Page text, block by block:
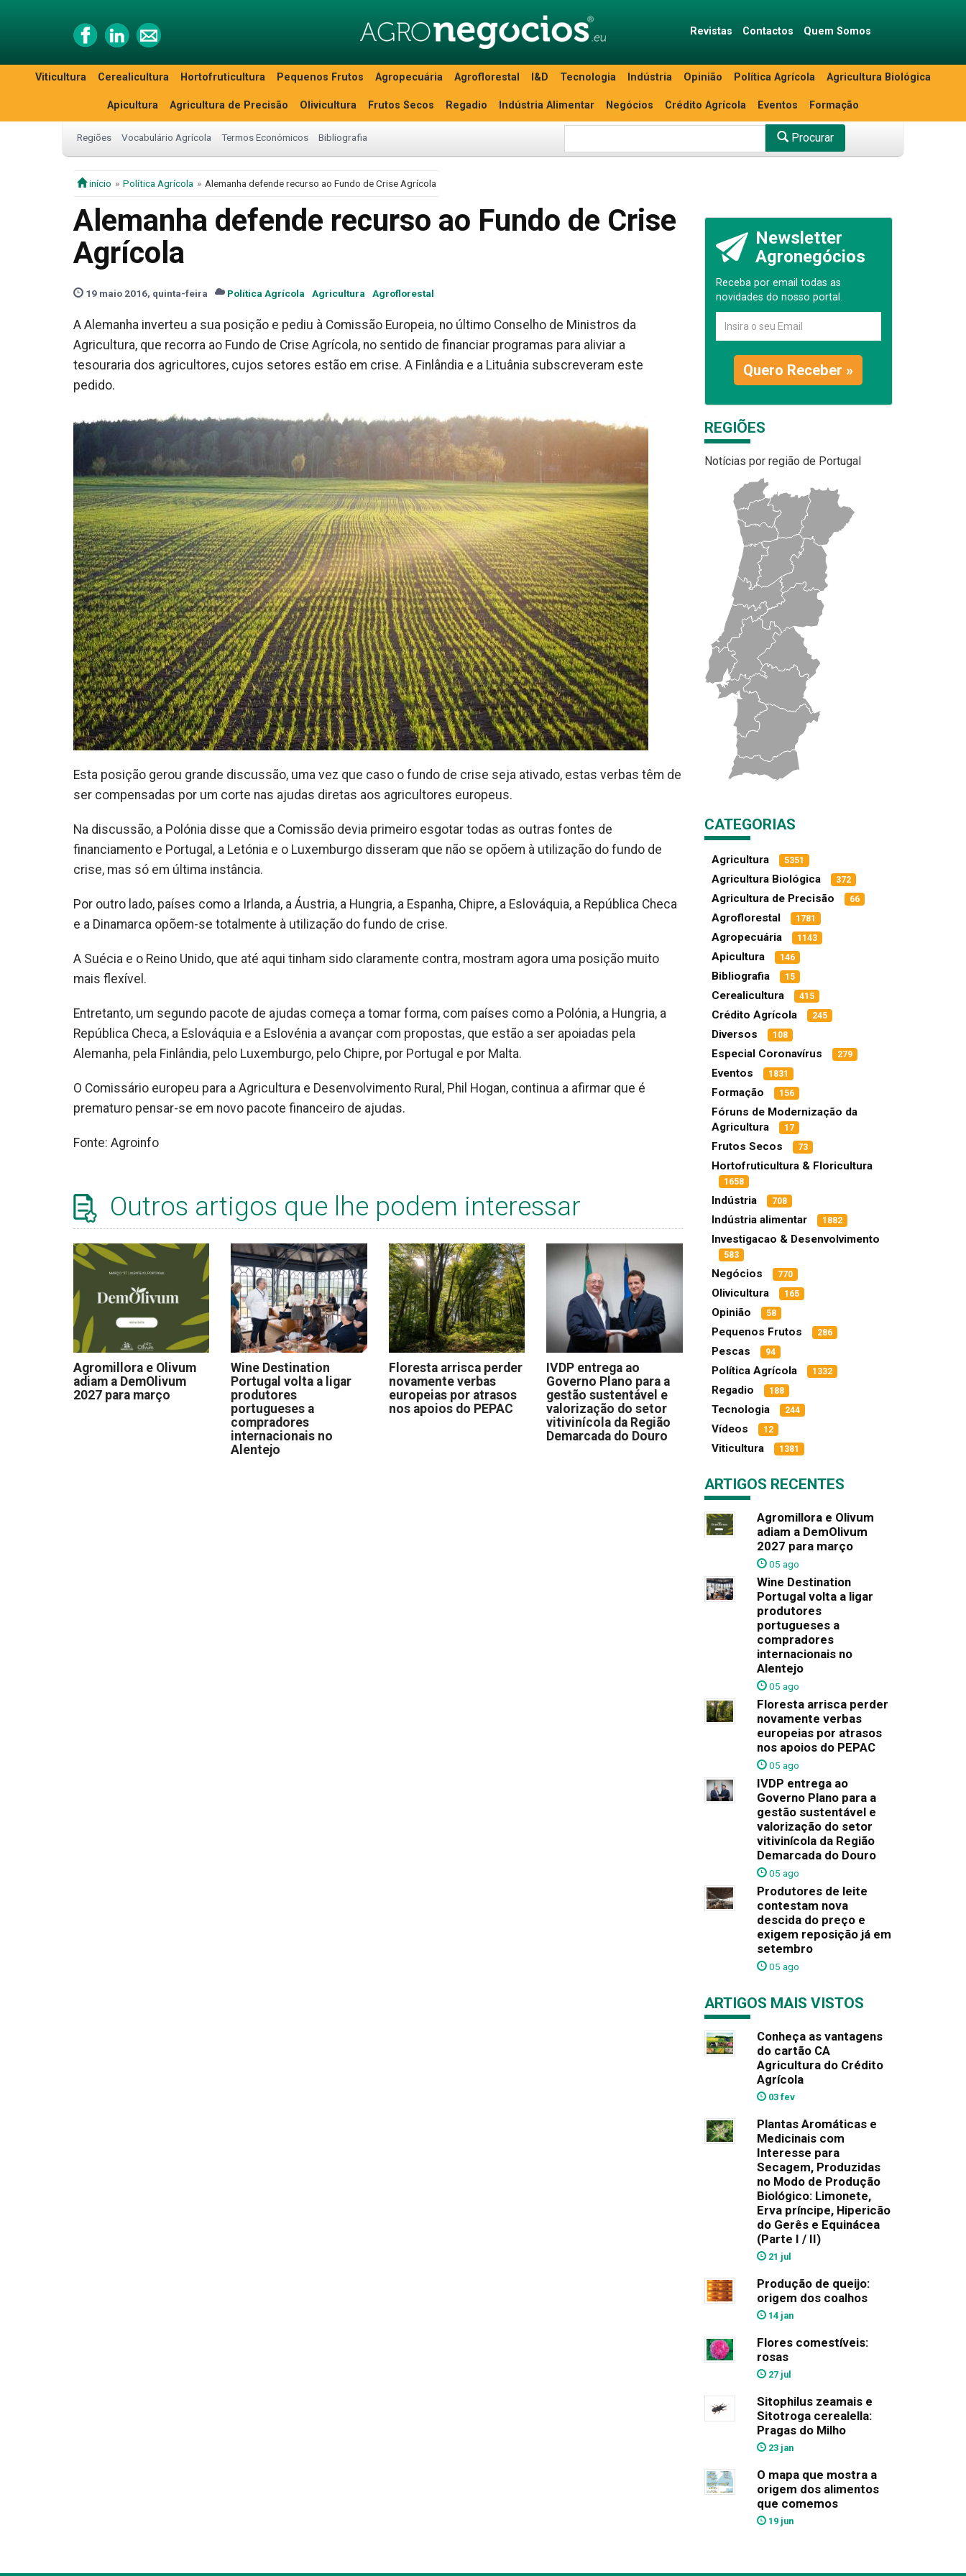
Revistas Contactos Quem Somos
Viticultura Cerealicultura Hortofruticultura Pequenos Frutos Agropecuária Agroflorestal I&D Tecnologia Indústria Opinião Política Agrícola Agricultura Biológica
Apicultura Agricultura de Precisão Olivicultura Frutos Secos Regadio Indústria Alimentar Negócios Crédito Agrícola Eventos Formação
Regiões Vocabulário Agrícola Termos Económicos Bibliografia Procurar
início Política Agrícola Alemanha defende recurso ao Fundo de Crise Agrícola
Alemanha defende recurso ao Fundo de Crise
Agrícola
19 maio 2016, quinta-feira Política Agrícola Agricultura Agroflorestal
A Alemanha inverteu a sua posição e pediu à Comissão Europeia, no último Conselho de Ministros da
Agricultura, que recorra ao Fundo de Crise Agrícola, no sentido de financiar programas para aliviar a
tesouraria dos agricultores, cujos setores estão em crise. A Finlândia e a Lituânia subscreveram este
pedido.
Esta posição gerou grande discussão, uma vez que caso o fundo de crise seja ativado, estas verbas têm de
ser compensadas por um corte nas ajudas diretas aos agricultores europeus.
Na discussão, a Polónia disse que a Comissão devia primeiro esgotar todas as outras fontes de
financiamento e Portugal, a Letónia e o Luxemburgo disseram que não se opõem à utilização do fundo de
crise, mas só em última instância.
Por outro lado, países como a Irlanda, a Áustria, a Hungria, a Espanha, Chipre, a Eslováquia, a República Checa
e a Dinamarca opõem-se totalmente à utilização do fundo de crise.
A Suécia e o Reino Unido, que até aqui tinham sido claramente contra, mostram agora uma posição muito
mais flexível.
Entretanto, um segundo pacote de ajudas começa a tomar forma, com países como a Polónia, a Hungria, a
República Checa, a Eslováquia e a Eslovénia a avançar com propostas, que estão a ser apoiadas pela
Alemanha, pela Finlândia, pelo Luxemburgo, pelo Chipre, por Portugal e por Malta.
O Comissário europeu para a Agricultura e Desenvolvimento Rural, Phil Hogan, continua a afirmar que é
prematuro pensar-se em novo pacote financeiro de ajudas.
Fonte: Agroinfo
Outros artigos que lhe podem interessar
Agromillora e Olivum
adiam a DemOlivum
2027 para março
Wine Destination
Portugal volta a ligar
produtores
portugueses a
compradores
internacionais no
Alentejo
Floresta arrisca perder
novamente verbas
europeias por atrasos
nos apoios do PEPAC
IVDP entrega ao
Governo Plano para a
gestão sustentável e
valorização do setor
vitivinícola da Região
Demarcada do Douro
Newsletter
Agronegócios
Receba por email todas as
novidades do nosso portal.
Quero Receber »
REGIÕES
Notícias por região de Portugal
CATEGORIAS
Agricultura 5351
Agricultura Biológica 372
Agricultura de Precisão 66
Agroflorestal 1781
Agropecuária 1143
Apicultura 146
Bibliografia 15
Cerealicultura 415
Crédito Agrícola 245
Diversos 108
Especial Coronavírus 279
Eventos 1831
Formação 156
Fóruns de Modernização da
Agricultura
17
Frutos Secos 73
Hortofruticultura & Floricultura
1658
Indústria 708
Indústria alimentar 1882
Investigacao & Desenvolvimento
583
Negócios 770
Olivicultura 165
Opinião 58
Pequenos Frutos 286
Pescas 94
Política Agrícola 1332
Regadio 188
Tecnologia 244
Vídeos 12
Viticultura 1381
ARTIGOS RECENTES
Agromillora e Olivum
adiam a DemOlivum
2027 para março
05 ago
Wine Destination
Portugal volta a ligar
produtores
portugueses a
compradores
internacionais no
Alentejo
05 ago
Floresta arrisca perder
novamente verbas
europeias por atrasos
nos apoios do PEPAC
05 ago
IVDP entrega ao
Governo Plano para a
gestão sustentável e
valorização do setor
vitivinícola da Região
Demarcada do Douro
05 ago
Produtores de leite
contestam nova
descida do preço e
exigem reposição já em
setembro
05 ago
ARTIGOS MAIS VISTOS
Conheça as vantagens
do cartão CA
Agricultura do Crédito
Agrícola
03 fev
Plantas Aromáticas e
Medicinais com
Interesse para
Secagem, Produzidas
no Modo de Produção
Biológico: Limonete,
Erva príncipe, Hipericão
do Gerês e Equinácea
(Parte I / II)
21 jul
Produção de queijo:
origem dos coalhos
14 jan
Flores comestíveis:
rosas
27 jul
Sitophilus zeamais e
Sitotroga cerealella:
Pragas do Milho
23 jan
O mapa que mostra a
origem dos alimentos
que comemos
19 jun